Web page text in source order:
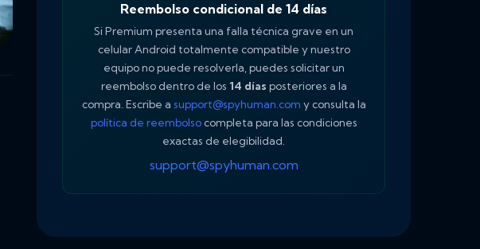
Reembolso condicional de 14 días
Si Premium presenta una falla técnica grave en un
celular Android totalmente compatible y nuestro
equipo no puede resolverla, puedes solicitar un
reembolso dentro de los 14 días posteriores a la
compra. Escribe a support@spyhuman.com y consulta la
política de reembolsocompleta para las condiciones
exactas de elegibilidad.
support@spyhuman.com